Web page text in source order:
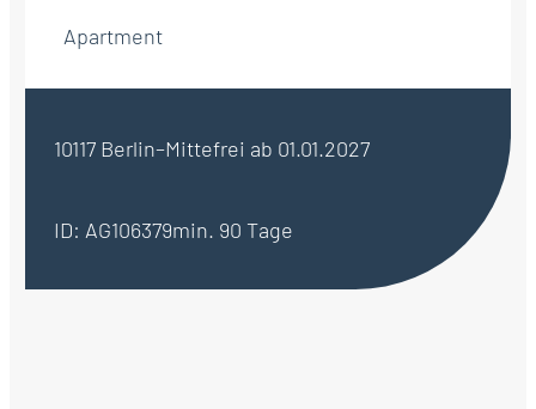
Apartment
10117 Berlin–Mittefrei ab 01.01.2027
ID: AG106379min. 90 Tage